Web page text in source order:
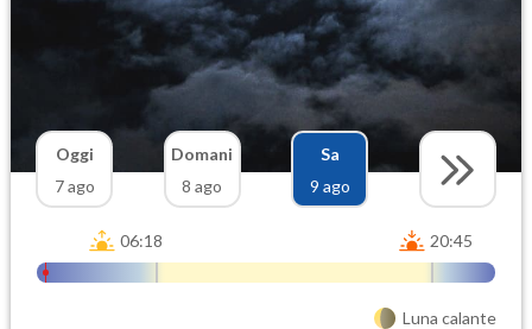
Oggi
7 ago
Domani
8 ago
Sa
9 ago
06:18 20:45
Luna calante